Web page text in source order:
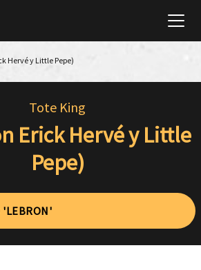
Hervé y Little Pepe)
Tote King
Erick Hervé y Little
Pepe)
'LEBRON'